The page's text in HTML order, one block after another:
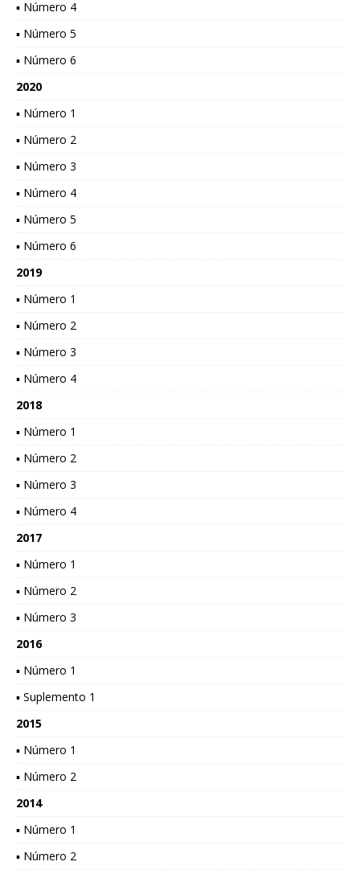
▪ Número 4
▪ Número 5
▪ Número 6
2020
▪ Número 1
▪ Número 2
▪ Número 3
▪ Número 4
▪ Número 5
▪ Número 6
2019
▪ Número 1
▪ Número 2
▪ Número 3
▪ Número 4
2018
▪ Número 1
▪ Número 2
▪ Número 3
▪ Número 4
2017
▪ Número 1
▪ Número 2
▪ Número 3
2016
▪ Número 1
▪ Suplemento 1
2015
▪ Número 1
▪ Número 2
2014
▪ Número 1
▪ Número 2